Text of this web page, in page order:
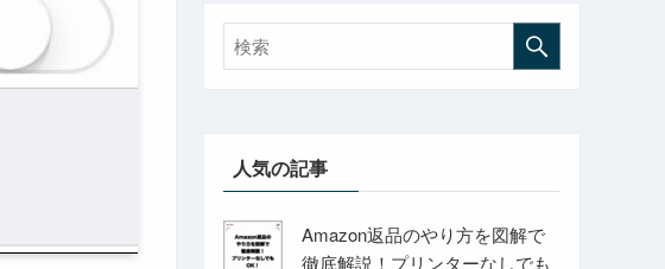
人気の記事
Amazon返品のやり方を図解で
徹底解説！プリンターなしでも